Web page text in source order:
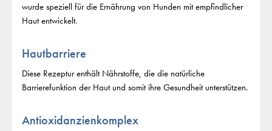
wurde speziell für die Ernährung von Hunden mit empfindlicher
Haut entwickelt.
Hautbarriere
Diese Rezeptur enthält Nährstoffe, die die natürliche
Barrierefunktion der Haut und somit ihre Gesundheit unterstützen.
Antioxidanzienkomplex